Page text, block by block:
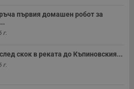
първия домашен робот за
г.
скок в реката до Къпиновския...
г.